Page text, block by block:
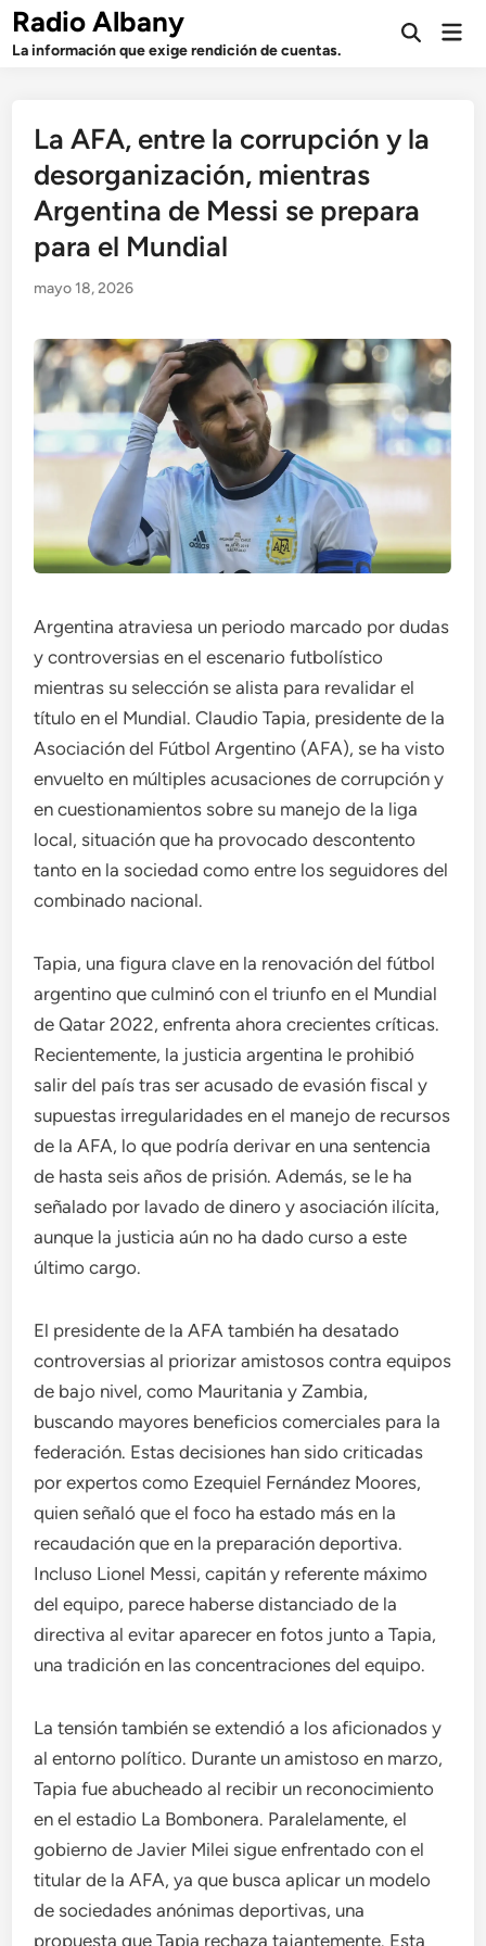
Saltar
contenido
Radio Albany
La información que exige rendición de cuentas.
Abrir
La AFA, entre la corrupción y la
desorganización, mientras
Argentina de Messi se prepara
para el Mundial
mayo 18, 2026
Argentina atraviesa un periodo marcado por dudas
y controversias en el escenario futbolístico
mientras su selección se alista para revalidar el
título en el Mundial. Claudio Tapia, presidente de la
Asociación del Fútbol Argentino (AFA), se ha visto
envuelto en múltiples acusaciones de corrupción y
en cuestionamientos sobre su manejo de la liga
local, situación que ha provocado descontento
tanto en la sociedad como entre los seguidores del
combinado nacional.
Tapia, una figura clave en la renovación del fútbol
argentino que culminó con el triunfo en el Mundial
de Qatar 2022, enfrenta ahora crecientes críticas.
Recientemente, la justicia argentina le prohibió
salir del país tras ser acusado de evasión fiscal y
supuestas irregularidades en el manejo de recursos
de la AFA, lo que podría derivar en una sentencia
de hasta seis años de prisión. Además, se le ha
señalado por lavado de dinero y asociación ilícita,
aunque la justicia aún no ha dado curso a este
último cargo.
El presidente de la AFA también ha desatado
controversias al priorizar amistosos contra equipos
de bajo nivel, como Mauritania y Zambia,
buscando mayores beneficios comerciales para la
federación. Estas decisiones han sido criticadas
por expertos como Ezequiel Fernández Moores,
quien señaló que el foco ha estado más en la
recaudación que en la preparación deportiva.
Incluso Lionel Messi, capitán y referente máximo
del equipo, parece haberse distanciado de la
directiva al evitar aparecer en fotos junto a Tapia,
una tradición en las concentraciones del equipo.
La tensión también se extendió a los aficionados y
al entorno político. Durante un amistoso en marzo,
Tapia fue abucheado al recibir un reconocimiento
en el estadio La Bombonera. Paralelamente, el
gobierno de Javier Milei sigue enfrentado con el
titular de la AFA, ya que busca aplicar un modelo
de sociedades anónimas deportivas, una
propuesta que Tapia rechaza tajantemente. Esta